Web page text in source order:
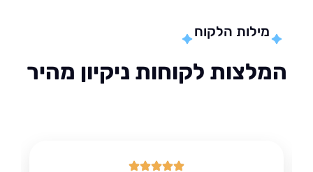
מילות הלקוח
לקוחות ניקיון מהיר